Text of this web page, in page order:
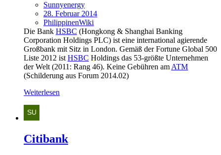
Sunnyenergy
28. Februar 2014
PhilippinenWiki
Die Bank HSBC (Hongkong & Shanghai Banking
Corporation Holdings PLC) ist eine international agierende
Großbank mit Sitz in London. Gemäß der Fortune Global 500
Liste 2012 ist HSBC Holdings das 53-größte Unternehmen
der Welt (2011: Rang 46). Keine Gebühren am ATM
(Schilderung aus Forum 2014.02)
Weiterlesen
Citibank